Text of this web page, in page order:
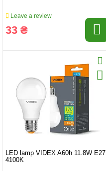
Leave a review
33 ₴
LED lamp VIDEX A60h 11.8W E27
4100K